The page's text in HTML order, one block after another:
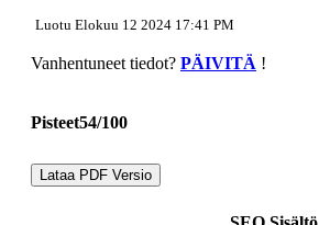
Luotu Elokuu 12 2024 17:41 PM
Vanhentuneet tiedot? PÄIVITÄ !
Pisteet54/100
Lataa PDF Versio